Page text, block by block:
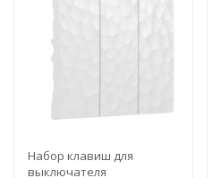
Набор клавиш для
выключателя